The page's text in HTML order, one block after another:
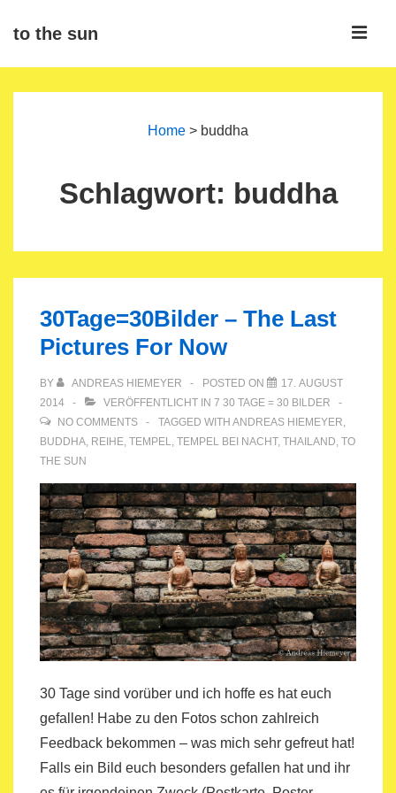
Zumto the sun
Home > buddha
Schlagwort: buddha
30Tage=30Bilder – The Last
Pictures For Now
BY ANDREAS HIEMEYER POSTED ON
17. AUGUST
2014
VERÖFFENTLICHT IN 7 30 TAGE = 30 BILDER
NO COMMENTS
TAGGED WITH ANDREAS HIEMEYER,
BUDDHA, REIHE, TEMPEL, TEMPEL BEI NACHT, THAILAND, TO
THE SUN
30 Tage sind vorüber und ich hoffe es hat euch
gefallen! Habe zu den Fotos schon zahlreich
Feedback bekommen – was mich sehr gefreut hat!
Falls ein Bild euch besonders gefallen hat und ihr